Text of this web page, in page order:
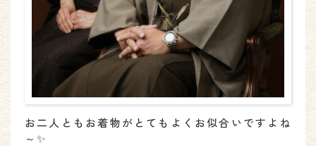
お二人ともお着物がとてもよくお似合いですよね
～✨